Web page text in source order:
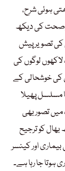
ہوئی شرح،
اور صحت کی دیکھ
کی تصویر پیش
لوگوں کی
کی خوشحالی کے
مسلسل پھیلا
تصور بھی
کو ترجیح
اور کینسر
ہوتا جا رہا ہے۔